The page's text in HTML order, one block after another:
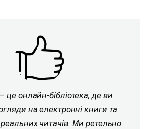
це онлайн-бібліотека, де ви
на електронні книги та
реальних читачів. Ми ретельно